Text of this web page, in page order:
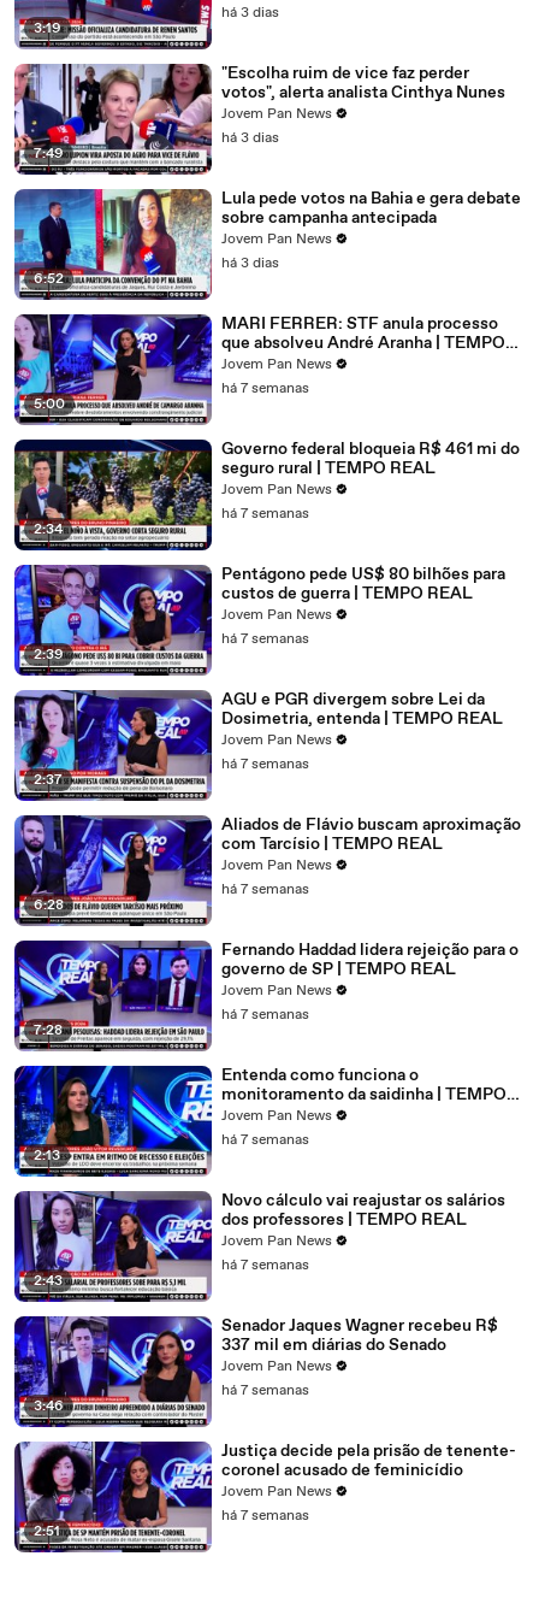
3:19
há 3 dias
7:49
"Escolha ruim de vice faz perder
votos", alerta analista Cinthya Nunes
Jovem Pan News
há 3 dias
6:52
Lula pede votos na Bahia e gera debate
sobre campanha antecipada
Jovem Pan News
há 3 dias
5:00
MARI FERRER: STF anula processo
que absolveu André Aranha | TEMPO
REAL
Jovem Pan News
há 7 semanas
2:34
Governo federal bloqueia R$ 461 mi do
seguro rural | TEMPO REAL
Jovem Pan News
há 7 semanas
2:39
Pentágono pede US$ 80 bilhões para
custos de guerra | TEMPO REAL
Jovem Pan News
há 7 semanas
2:37
AGU e PGR divergem sobre Lei da
Dosimetria, entenda | TEMPO REAL
Jovem Pan News
há 7 semanas
6:28
Aliados de Flávio buscam aproximação
com Tarcísio | TEMPO REAL
Jovem Pan News
há 7 semanas
7:28
Fernando Haddad lidera rejeição para o
governo de SP | TEMPO REAL
Jovem Pan News
há 7 semanas
2:13
Entenda como funciona o
monitoramento da saidinha | TEMPO
REAL
Jovem Pan News
há 7 semanas
2:43
Novo cálculo vai reajustar os salários
dos professores | TEMPO REAL
Jovem Pan News
há 7 semanas
3:46
Senador Jaques Wagner recebeu R$
337 mil em diárias do Senado
Jovem Pan News
há 7 semanas
2:51
Justiça decide pela prisão de tenente-
coronel acusado de feminicídio
Jovem Pan News
há 7 semanas